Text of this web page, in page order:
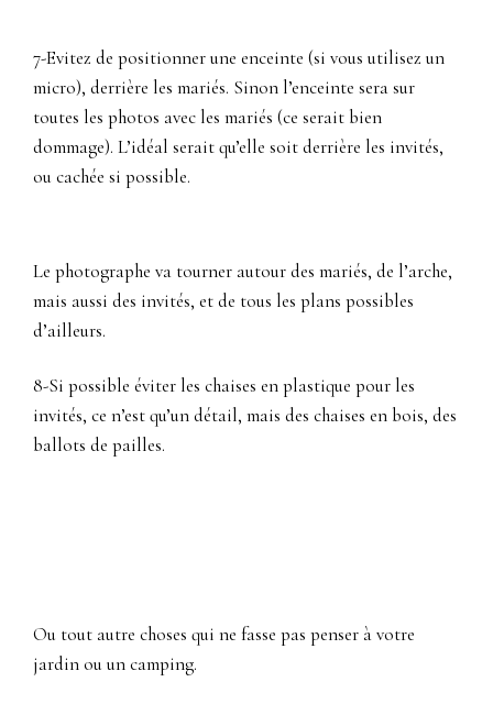
7-Evitez de positionner une enceinte (si vous utilisez un
micro), derrière les mariés. Sinon l’enceinte sera sur
toutes les photos avec les mariés (ce serait bien
dommage). L’idéal serait qu’elle soit derrière les invités,
ou cachée si possible.
Le photographe va tourner autour des mariés, de l’arche,
mais aussi des invités, et de tous les plans possibles
d’ailleurs.
8-Si possible éviter les chaises en plastique pour les
invités, ce n’est qu’un détail, mais des chaises en bois, des
ballots de pailles.
Ou tout autre choses qui ne fasse pas penser à votre
jardin ou un camping.